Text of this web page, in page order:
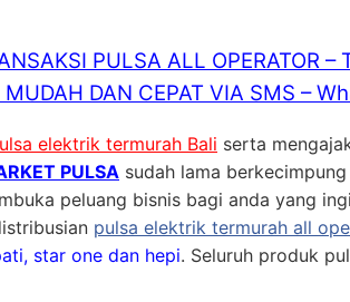
PULSA ALL OPERATOR –
DAN CEPAT VIA SMS –
elektrik termurah Bali serta
PULSA sudah lama
peluang bisnis bagi anda yang
pulsa elektrik termurah all
star one dan hepi. Seluruh produk